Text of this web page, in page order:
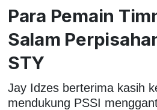
Para Pemain
Salam
STY
Jay Idzes berterima kasih
mendukung PSSI